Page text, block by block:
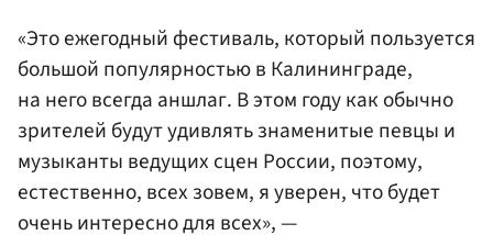
«Это ежегодный фестиваль, который пользуется
большой популярностью в Калининграде,
на него всегда аншлаг. В этом году как обычно
зрителей будут удивлять знаменитые певцы и
музыканты ведущих сцен России, поэтому,
естественно, всех зовем, я уверен, что будет
очень интересно для всех», —